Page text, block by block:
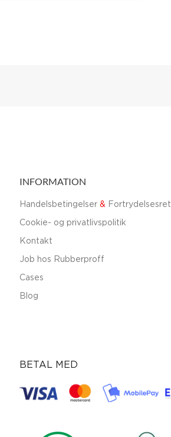
INFORMATION
Handelsbetingelser& Fortrydelsesret
Cookie- og privatlivspolitik
Kontakt
Job hos Rubberproff
Cases
Blog
BETAL MED